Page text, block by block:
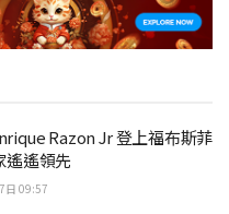
Razon Jr 登上福布斯菲
遙遙領先
日 09:57